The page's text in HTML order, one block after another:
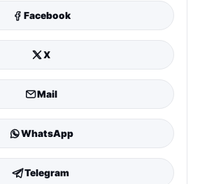
Facebook
X
Mail
WhatsApp
Telegram